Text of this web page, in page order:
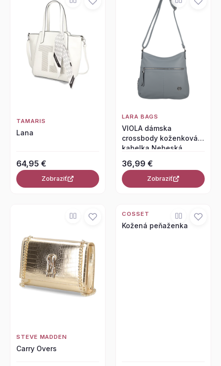
TAMARIS
Lana
64,95 €
Zobraziť
LARA BAGS
VIOLA dámska
crossbody koženková
kabelka Nebeská
36,99 €
Zobraziť
STEVE MADDEN
Carry Overs
COSSET
Kožená peňaženka